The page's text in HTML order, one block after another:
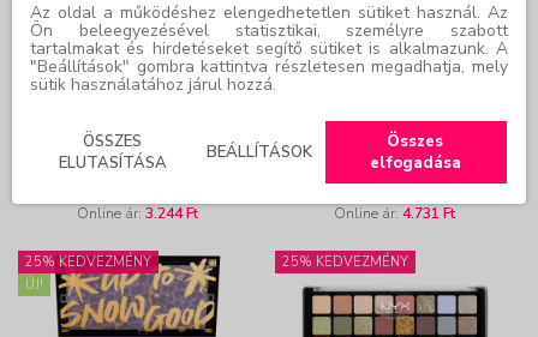
Ultimate Edit Petite Shadow Palette
- Warm Neutrals (7,2 g)
Online ár: 3.244 Ft
L'ORÉAL PARIS
Rendez-Vous Couleur Eye & Cheek
Quad a szemektől az orcákig:
minden egyetlen palettában 01
Signature Pinks
Online ár: 4.731 Ft
25% KEDVEZMÉNY
ÚJ!
25% KEDVEZMÉNY
Az oldal a működéshez elengedhetetlen sütiket használ. Az
Ön beleegyezésével statisztikai, személyre szabott
tartalmakat és hirdetéseket segítő sütiket is alkalmazunk. A
"Beállítások" gombra kattintva részletesen megadhatja, mely
sütik használatához járul hozzá.
ÖSSZES
ELUTASÍTÁSA
BEÁLLÍTÁSOK
Összes
elfogadása